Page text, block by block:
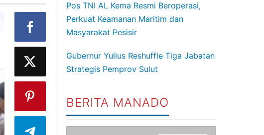
Pos TNI AL Kema Resmi Beroperasi,
Perkuat Keamanan Maritim dan
Masyarakat Pesisir
Gubernur Yulius Reshuffle Tiga Jabatan
Strategis Pemprov Sulut
BERITA MANADO